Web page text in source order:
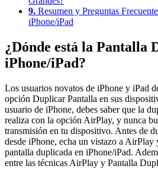
9. Resumen y Preguntas
iPhone/iPad
¿Dónde está la Pantalla
iPhone/iPad?
Los usuarios novatos de iPhone y iPad
opción Duplicar Pantalla en sus
usuario de iPhone, debes saber que la
realiza con la opción AirPlay, y nunca
transmisión en tu dispositivo. Antes de
desde iPhone, echa un vistazo a AirPlay
pantalla duplicada en iPhone/iPad.
entre las técnicas AirPlay y Pantalla